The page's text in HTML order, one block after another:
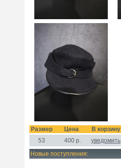
Размер Цена
В корзину
53
400 р.
уведомить
Новые поступления: